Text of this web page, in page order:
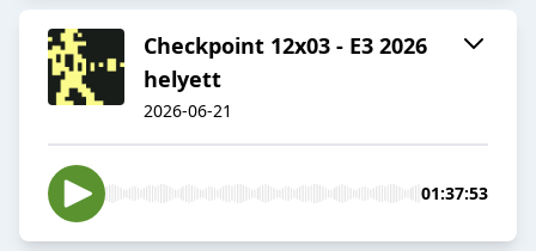
Checkpoint 12x03 - E3 2026
helyett
2026-06-21
01:37:53